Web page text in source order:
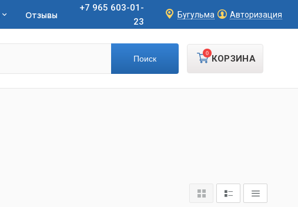
Отзывы
+7 965 603-01-
23
Бугульма Авторизация
КОРЗИНА
0